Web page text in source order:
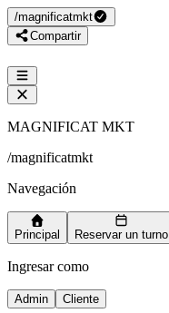
/magnificatmkt
Compartir
MAGNIFICAT MKT
/magnificatmkt
Navegación
Principal Reservar un turno
Ingresar como
Admin Cliente